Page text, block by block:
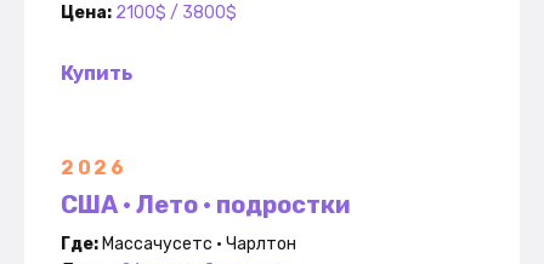
Цена: 2100$ / 3800$
Купить
2026
США • Лето • подростки
Где: Массачусетс • Чарлтон